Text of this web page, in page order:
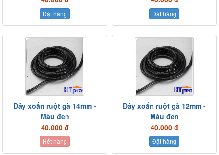
Đặt hàng Đặt hàng
Dây xoắn ruột gà 14mm -
Màu đen
40.000 đ
Hết hàng
Dây xoắn ruột gà 12mm -
Màu đen
40.000 đ
Đặt hàng